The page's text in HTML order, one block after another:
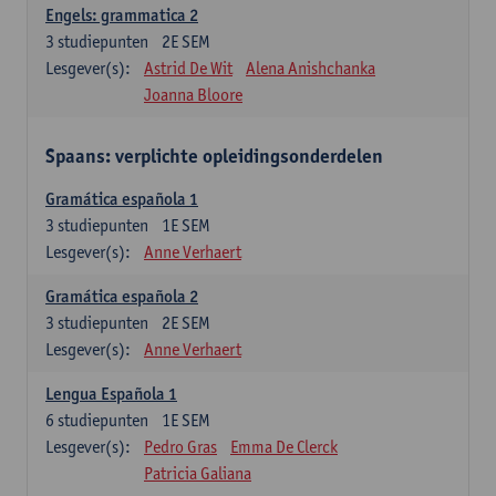
Engels: grammatica 2
2E SEM
3 studiepunten
Lesgever(s):
Astrid De Wit
Alena Anishchanka
Joanna Bloore
Spaans: verplichte opleidingsonderdelen
Gramática española 1
1E SEM
3 studiepunten
Lesgever(s):
Anne Verhaert
Gramática española 2
2E SEM
3 studiepunten
Lesgever(s):
Anne Verhaert
Lengua Española 1
1E SEM
6 studiepunten
Lesgever(s):
Pedro Gras
Emma De Clerck
Patricia Galiana